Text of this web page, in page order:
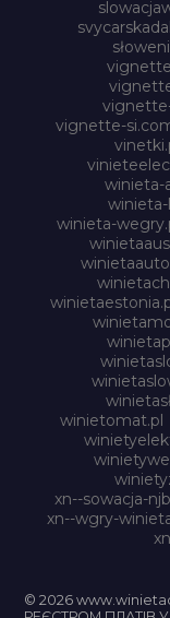
vignette-
winieta-
winieta-
winietomat.pl
xn--sowacja-
xn--wgry-
© 2026